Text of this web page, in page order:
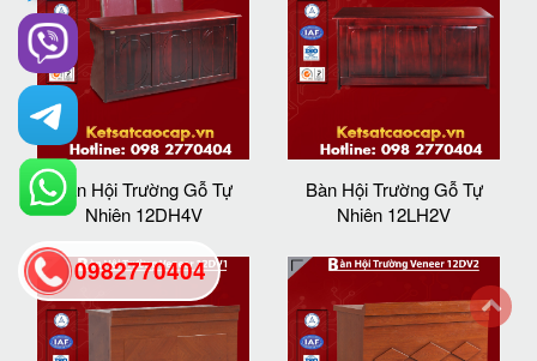
Bàn Hội Trường Gỗ Tự
Nhiên 12DH4V
Bàn Hội Trường Gỗ Tự
Nhiên 12LH2V
0982770404
back